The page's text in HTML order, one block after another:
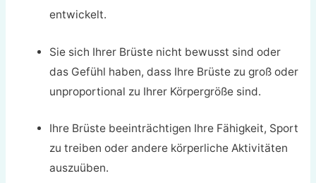
entwickelt.
Sie sich Ihrer Brüste nicht bewusst sind oder
das Gefühl haben, dass Ihre Brüste zu groß oder
unproportional zu Ihrer Körpergröße sind.
Ihre Brüste beeinträchtigen Ihre Fähigkeit, Sport
zu treiben oder andere körperliche Aktivitäten
auszuüben.